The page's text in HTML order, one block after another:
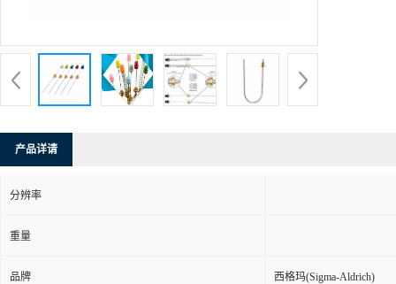
产品详请
分辨率
重量
品牌 西格玛(Sigma-Aldrich)